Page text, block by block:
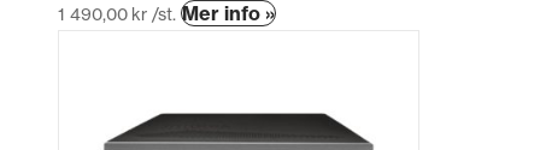
1 490,00 kr /st. Mer info »